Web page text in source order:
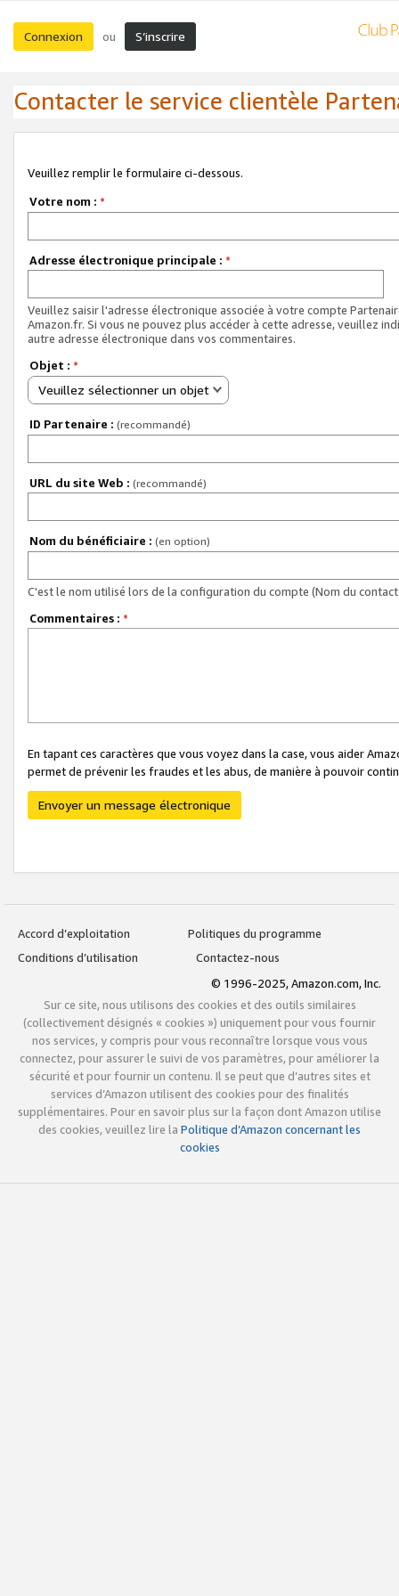
Connexion ou S’inscrire
Contacter le service clientèle
Veuillez remplir le formulaire ci-dessous.
Votre nom : *
Adresse électronique principale : *
Veuillez saisir l'adresse électronique associée à votre compte
Amazon.fr. Si vous ne pouvez plus accéder à cette adresse, veuillez
autre adresse électronique dans vos commentaires.
Objet : *
Veuillez sélectionner un objet
ID Partenaire : (recommandé)
URL du site Web : (recommandé)
Nom du bénéficiaire : (en option)
C'est le nom utilisé lors de la configuration du compte (Nom du
Commentaires : *
En tapant ces caractères que vous voyez dans la case, vous aider
permet de prévenir les fraudes et les abus, de manière à pouvoir
Envoyer un message électronique
Accord d’exploitation
Politiques du programme
Conditions d’utilisation
Contactez-nous
© 1996-2025, Amazon.com, Inc.
Sur ce site, nous utilisons des cookies et des outils similaires
(collectivement désignés « cookies ») uniquement pour vous fournir
nos services, y compris pour vous reconnaître lorsque vous vous
connectez, pour assurer le suivi de vos paramètres, pour améliorer la
sécurité et pour fournir un contenu. Il se peut que d’autres sites et
services d’Amazon utilisent des cookies pour des finalités
supplémentaires. Pour en savoir plus sur la façon dont Amazon utilise
des cookies, veuillez lire la Politique d’Amazon concernant les
cookies